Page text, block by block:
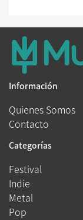
Información
Quienes Somos
Contacto
Categorías
Festival
Indie
Metal
Pop